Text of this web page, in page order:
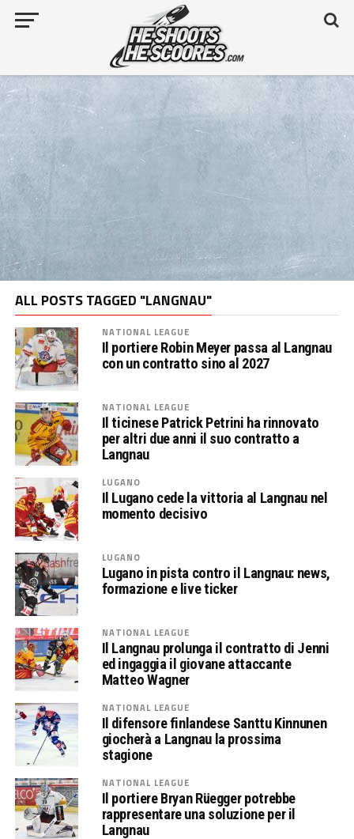
ALL POSTS TAGGED "LANGNAU"
NATIONAL LEAGUE
Il portiere Robin Meyer passa al Langnau
con un contratto sino al 2027
NATIONAL LEAGUE
Il ticinese Patrick Petrini ha rinnovato
per altri due anni il suo contratto a
Langnau
LUGANO
Il Lugano cede la vittoria al Langnau nel
momento decisivo
LUGANO
Lugano in pista contro il Langnau: news,
formazione e live ticker
NATIONAL LEAGUE
Il Langnau prolunga il contratto di Jenni
ed ingaggia il giovane attaccante
Matteo Wagner
NATIONAL LEAGUE
Il difensore finlandese Santtu Kinnunen
giocherà a Langnau la prossima
stagione
NATIONAL LEAGUE
Il portiere Bryan Rüegger potrebbe
rappresentare una soluzione per il
Langnau